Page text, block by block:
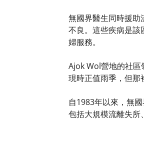
無國界醫生同時援助
不良。這些疾病是
婦服務。
Ajok Wol營地的社區
現時正值雨季，但那
自1983年以來，無
包括大規模流離失所